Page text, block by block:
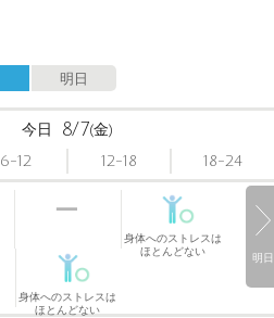
明日
明日
今日 8/7(金)
6-12 12-18 18-24
身体へのストレスは
ほとんどない
身体へのストレスは
ほとんどない